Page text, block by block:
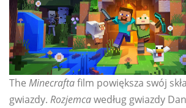
The Minecraftafilm powiększa swój
gwiazdy. Rozjemcawedług gwiazdy